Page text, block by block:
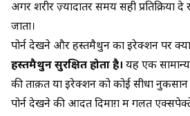
अगर शरीर ज़्यादातर समय सही प्रतिक्रिया दे
जाता।
पोर्न देखने और हस्तमैथुन का इरेक्शन पर
हस्तमैथुन सुरक्षित होता है। यह एक
की ताक़त या इरेक्शन को कोई सीधा नुकसान
पोर्न देखने की आदत दिमाग़ में गलत